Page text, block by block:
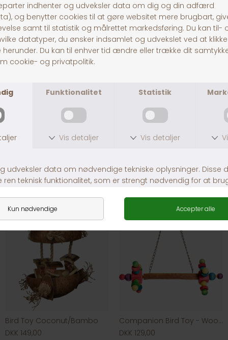
Farverigt trælegetøj
Bird Toy Coconut/Bambo
DKK 149,00
Companion Bird Toy - Wood Swing
DKK 129,00